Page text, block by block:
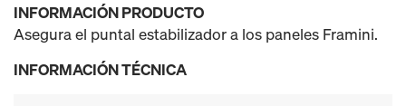
INFORMACIÓN PRODUCTO
Asegura el puntal estabilizador a los paneles Framini.
INFORMACIÓN TÉCNICA